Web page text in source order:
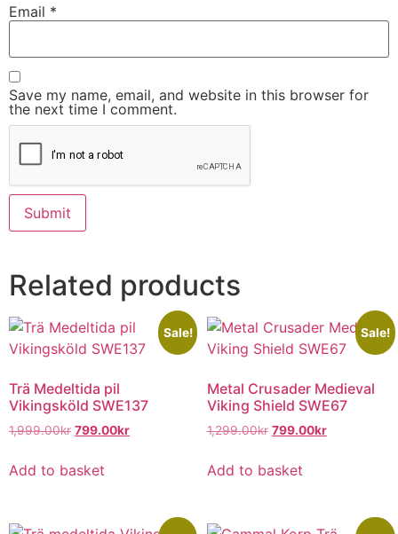
Email *
Save my name, email, and website in this browser for
the next time I comment.
Related products
Sale!
Trä Medeltida pil
Vikingsköld SWE137
1,999.00kr 799.00kr
Add to basket
Sale!
Metal Crusader Medieval
Viking Shield SWE67
1,299.00kr 799.00kr
Add to basket